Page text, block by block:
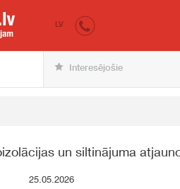
iepirkumi.lv
LV
Interesējošie
un siltinājuma
25.05.2026